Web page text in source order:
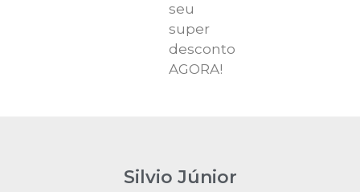
seu
super
desconto
AGORA!
Silvio Júnior